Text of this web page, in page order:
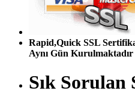
Rapid,Quick SSL
Aynı Gün Kurulmaktadır
Sık Sorulan